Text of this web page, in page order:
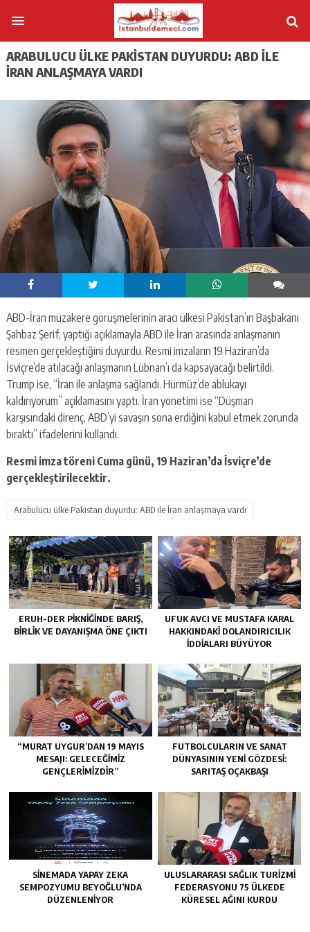
ARABULUCU ÜLKE PAKISTAN DUYURDU: ABD ILE
İRAN ANLAŞMAYA VARDI
ABD-İran müzakere görüşmelerinin aracı ülkesi Pakistan’ın Başbakanı
Şahbaz Şerif, yaptığı açıklamayla ABD ile İran arasında anlaşmanın
resmen gerçekleştiğini duyurdu. Resmi imzaların 19 Haziran’da
İsviçre’de atılacağı anlaşmanın Lübnan’ı da kapsayacağı belirtildi.
Trump ise, “İran ile anlaşma sağlandı. Hürmüz’de ablukayı
kaldırıyorum” açıklamasını yaptı. İran yönetimi ise “Düşman
karşısındaki direnç, ABD’yi savaşın sona erdiğini kabul etmek zorunda
bıraktı” ifadelerini kullandı.
Resmi imza töreni Cuma günü, 19 Haziran’da İsviçre’de
gerçekleştirilecektir.
Arabulucu ülke Pakistan duyurdu: ABD ile İran anlaşmaya vardı
ERUH-DER PIKNIĞINDE BARIŞ,
BIRLIK VE DAYANIŞMA ÖNE ÇIKTI
UFUK AVCI VE MUSTAFA KARAL
HAKKINDAKI DOLANDIRICILIK
İDDIALARI BÜYÜYOR
“MURAT UYGUR’DAN 19 MAYIS
MESAJI: GELECEĞIMIZ
GENÇLERIMIZDIR”
FUTBOLCULARIN VE SANAT
DÜNYASININ YENI GÖZDESI:
SARITAŞ OÇAKBAŞI
SINEMADA YAPAY ZEKA
SEMPOZYUMU BEYOĞLU’NDA
DÜZENLENIYOR
ULUSLARARASI SAĞLIK TURIZMI
FEDERASYONU 75 ÜLKEDE
KÜRESEL AĞINI KURDU